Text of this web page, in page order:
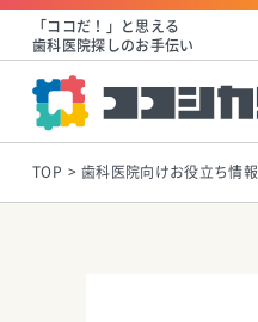
「ココだ！」と思える
歯科医院探しのお手伝い
TOP 歯科医院向けお役立ち情報